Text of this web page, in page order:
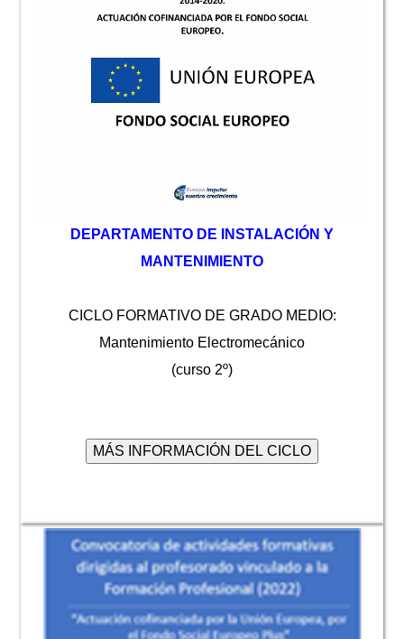
D EPARTAMENTO DE INSTALACIÓN Y
MANTENIMIENTO
CICLO FORMATIVO DE GRADO MEDIO:
Mantenimiento Electromecánico
(curso 2º)